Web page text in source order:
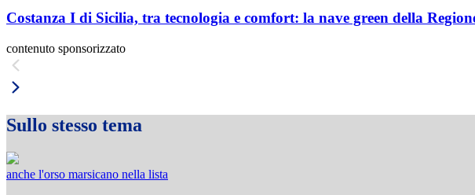
Costanza I di Sicilia, tra tecnologia e comfort: la nave green della
contenuto sponsorizzato
Sullo stesso tema
anche l'orso marsicano nella lista